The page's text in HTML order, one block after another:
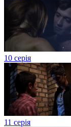
10 серія
11 серія